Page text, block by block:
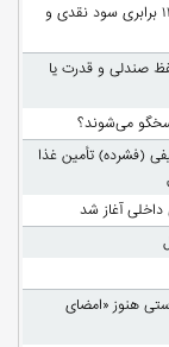
پترول با دست پر به مجمع آمد؛ جهش سودآوری، رشد ۱۱ برابری سود نقدی و
صندلی و قدرت یا
می‌شوند؟
(فشرده) تأمین غذا
داخلی آغاز شد
هنوز «امضای